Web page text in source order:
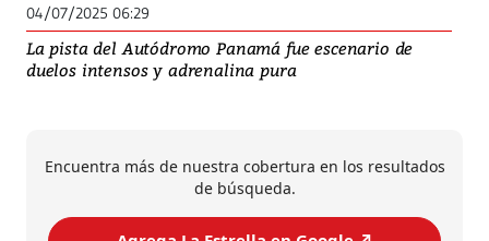
04/07/2025 06:29
La pista del Autódromo Panamá fue escenario de
duelos intensos y adrenalina pura
Encuentra más de nuestra cobertura en los resultados
de búsqueda.